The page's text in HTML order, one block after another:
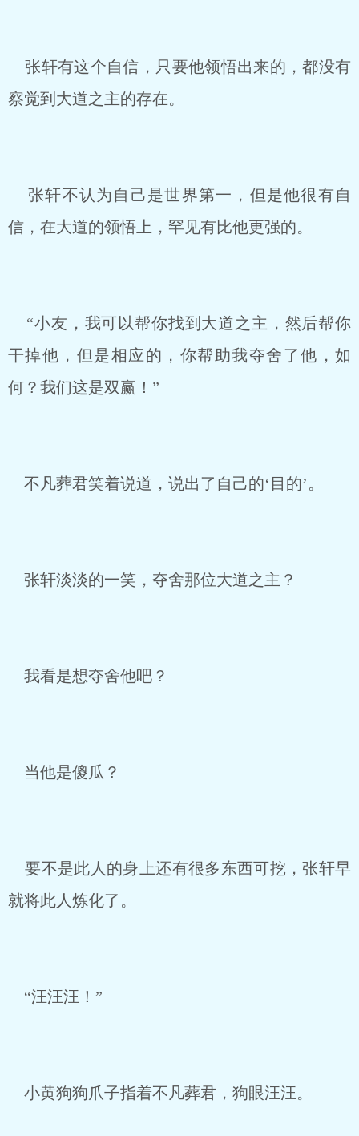
张轩有这个自信，只要他领悟出来的，都没有
察觉到大道之主的存在。
张轩不认为自己是世界第一，但是他很有自
信，在大道的领悟上，罕见有比他更强的。
“小友，我可以帮你找到大道之主，然后帮你
干掉他，但是相应的，你帮助我夺舍了他，如
何？我们这是双赢！”
不凡葬君笑着说道，说出了自己的‘目的’。
张轩淡淡的一笑，夺舍那位大道之主？
我看是想夺舍他吧？
当他是傻瓜？
要不是此人的身上还有很多东西可挖，张轩早
就将此人炼化了。
“汪汪汪！”
小黄狗狗爪子指着不凡葬君，狗眼汪汪。